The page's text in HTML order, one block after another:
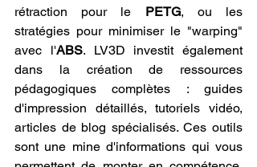
rétraction pour le PETG, ou les
stratégies pour minimiser le "warping"
avec l'ABS. LV3D investit également
dans la création de ressources
pédagogiques complètes : guides
d'impression détaillés, tutoriels vidéo,
articles de blog spécialisés. Ces outils
sont une mine d'informations qui vous